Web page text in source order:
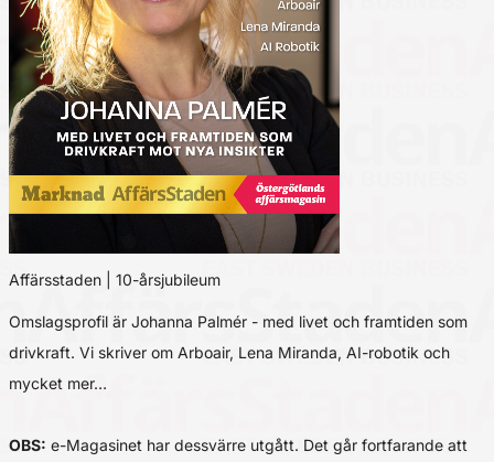
Affärsstaden | 10-årsjubileum
Omslagsprofil är Johanna Palmér - med livet och framtiden som
drivkraft. Vi skriver om Arboair, Lena Miranda, AI-robotik och
mycket mer…
OBS: e-Magasinet har dessvärre utgått. Det går fortfarande att